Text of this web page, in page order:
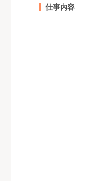
仕事内容